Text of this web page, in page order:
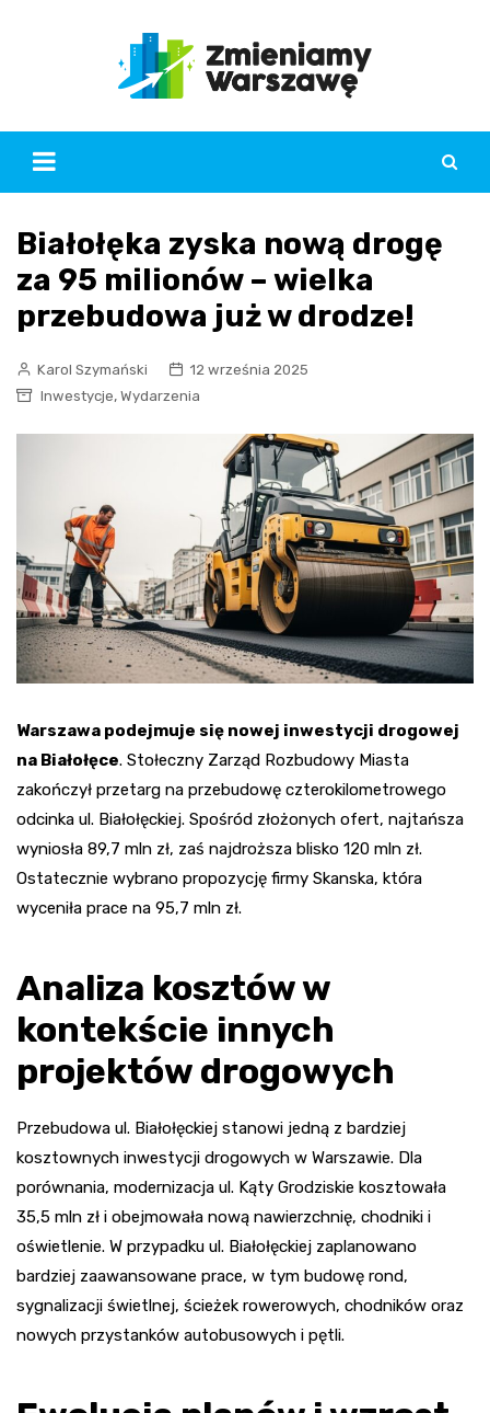
Białołęka zyska nową drogę
za 95 milionów – wielka
przebudowa już w drodze!
Karol Szymański
12 września 2025
Inwestycje, Wydarzenia
Warszawa podejmuje się nowej inwestycji drogowej
na Białołęce. Stołeczny Zarząd Rozbudowy Miasta
zakończył przetarg na przebudowę czterokilometrowego
odcinka ul. Białołęckiej. Spośród złożonych ofert, najtańsza
wyniosła 89,7 mln zł, zaś najdroższa blisko 120 mln zł.
Ostatecznie wybrano propozycję firmy Skanska, która
wyceniła prace na 95,7 mln zł.
Analiza kosztów w
kontekście innych
projektów drogowych
Przebudowa ul. Białołęckiej stanowi jedną z bardziej
kosztownych inwestycji drogowych w Warszawie. Dla
porównania, modernizacja ul. Kąty Grodziskie kosztowała
35,5 mln zł i obejmowała nową nawierzchnię, chodniki i
oświetlenie. W przypadku ul. Białołęckiej zaplanowano
bardziej zaawansowane prace, w tym budowę rond,
sygnalizacji świetlnej, ścieżek rowerowych, chodników oraz
nowych przystanków autobusowych i pętli.